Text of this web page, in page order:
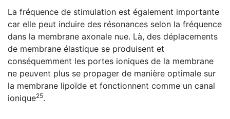
La fréquence de stimulation est également importante
car elle peut induire des résonances selon la fréquence
dans la membrane axonale nue. Là, des déplacements
de membrane élastique se produisent et
conséquemment les portes ioniques de la membrane
ne peuvent plus se propager de manière optimale sur
la membrane lipoïde et fonctionnent comme un canal
ionique25.